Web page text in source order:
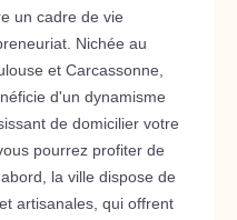
un cadre de vie
Nichée au
et Carcassonne,
d'un dynamisme
de domicilier votre
pourrez profiter de
la ville dispose de
artisanales, qui offrent